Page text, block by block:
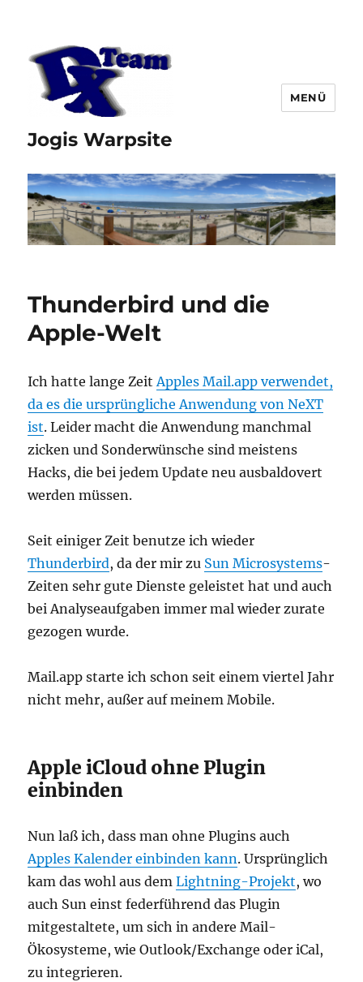
Jogis Warpsite
MENÜ
Thunderbird und die
Apple-Welt
Ich hatte lange ZeitApples Mail.app verwendet,
da es die ursprüngliche Anwendung von NeXT
ist. Leider macht die Anwendung manchmal
zicken und Sonderwünsche sind meistens
Hacks, die bei jedem Update neu ausbaldovert
werden müssen.
Seit einiger Zeit benutze ich wieder
Thunderbird, da der mir zu Sun Microsystems-
Zeiten sehr gute Dienste geleistet hat und auch
bei Analyseaufgaben immer mal wieder zurate
gezogen wurde.
Mail.app starte ich schon seit einem viertel Jahr
nicht mehr, außer auf meinem Mobile.
Apple iCloud ohne Plugin
einbinden
Nun laß ich, dass man ohne Plugins auch
Apples Kalender einbinden kann. Ursprünglich
kam das wohl aus demLightning-Projekt, wo
auch Sun einst federführend das Plugin
mitgestaltete, um sich in andere Mail-
Ökosysteme, wie Outlook/Exchange oder iCal,
zu integrieren.